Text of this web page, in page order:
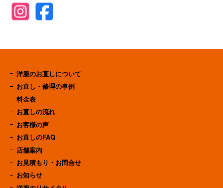
洋服のお直しについて
お直し・修理の事例
料金表
お直しの流れ
お客様の声
お直しのFAQ
店舗案内
お見積もり・お問合せ
お知らせ